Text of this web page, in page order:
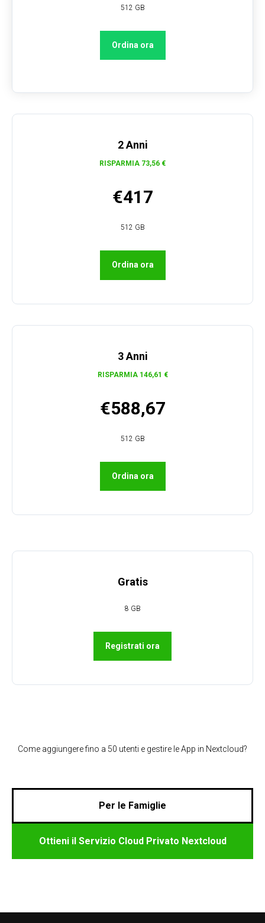
512 GB
Ordina ora
2 Anni
RISPARMIA 73,56 €
€417
512 GB
Ordina ora
3 Anni
RISPARMIA 146,61 €
€588,67
512 GB
Ordina ora
Gratis
8 GB
Registrati ora
Come aggiungere fino a 50 utenti e gestire le App in Nextcloud?
Per le Famiglie
Ottieni il Servizio Cloud Privato Nextcloud